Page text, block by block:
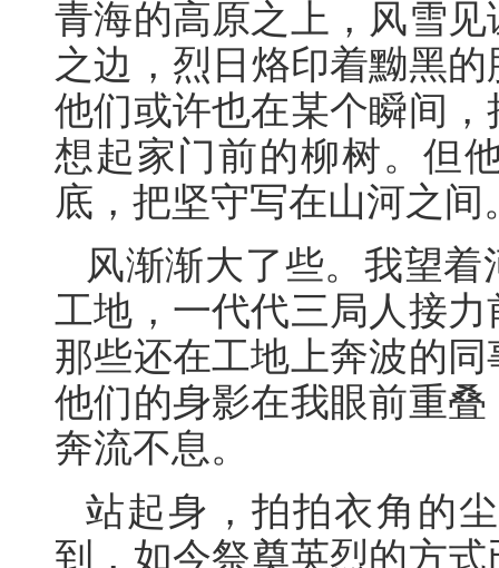
青海的高原之上，风雪
之边，烈日烙印着黝黑
他们或许也在某个瞬间
想起家门前的柳树。但
底，把坚守写在山河之间
风渐渐大了些。我望
工地，一代代三局人接
那些还在工地上奔波的
他们的身影在我眼前重
奔流不息。
站起身，拍拍衣角的
到，如今祭奠英烈的方